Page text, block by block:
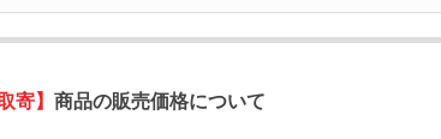
寄】 商品の販売価格について